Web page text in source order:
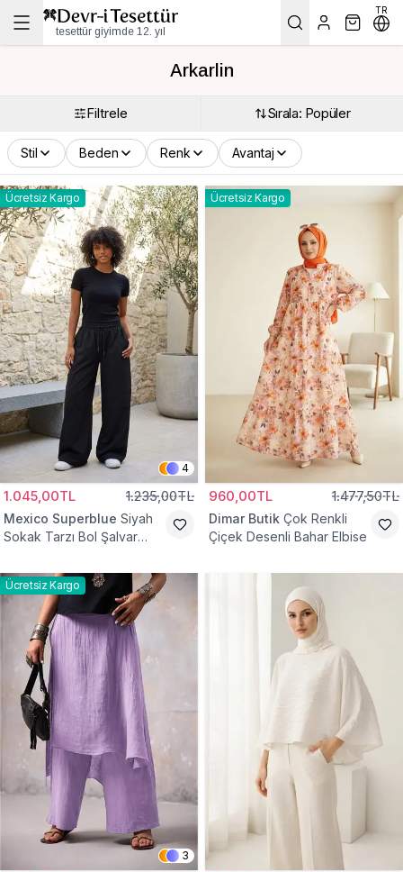
tesettür giyimde 12. yıl
TR
Arkarlin
Filtrele Sırala: Popüler
Stil Beden Renk Avantaj
Ücretsiz Kargo
4
1.045,00TL 1.235,00TL
Mexico Superblue Siyah
Sokak Tarzı Bol Şalvar
Ücretsiz Kargo
960,00TL 1.477,50TL
Dimar Butik Çok Renkli
Çiçek Desenli Bahar Elbise
Ücretsiz Kargo
3